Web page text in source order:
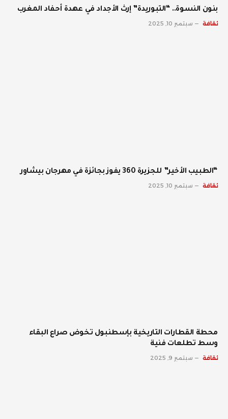
بنون النسوة.. “التبوريدة” إرث الأجداد في عهدة أحفاد المغرب
ثقافة سبتمبر 10, 2025
“الطبيب الأخير” للجزيرة 360 يفوز بجائزة في مهرجان بيشاور
ثقافة سبتمبر 10, 2025
محطة القطارات التاريخية بإسطنبول تخوض صراع البقاء
وسط تطلعات فنية
ثقافة سبتمبر 9, 2025